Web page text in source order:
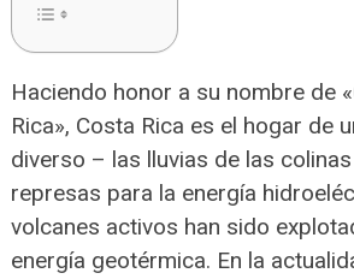
Haciendo honor a su nombre de
Rica», Costa Rica es el hogar de
diverso – las lluvias de las
represas para la energía
volcanes activos han sido
energía geotérmica. En la